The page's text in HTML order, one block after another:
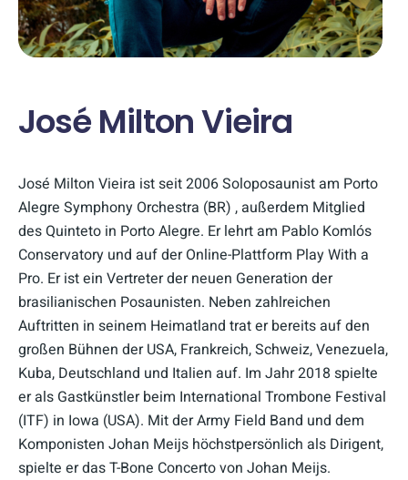
José Milton Vieira
José Milton Vieira ist seit 2006 Soloposaunist am Porto
Alegre Symphony Orchestra (BR) , außerdem Mitglied
des Quinteto in Porto Alegre. Er lehrt am Pablo Komlós
Conservatory und auf der Online-Plattform Play With a
Pro. Er ist ein Vertreter der neuen Generation der
brasilianischen Posaunisten. Neben zahlreichen
Auftritten in seinem Heimatland trat er bereits auf den
großen Bühnen der USA, Frankreich, Schweiz, Venezuela,
Kuba, Deutschland und Italien auf. Im Jahr 2018 spielte
er als Gastkünstler beim International Trombone Festival
(ITF) in Iowa (USA). Mit der Army Field Band und dem
Komponisten Johan Meijs höchstpersönlich als Dirigent,
spielte er das T-Bone Concerto von Johan Meijs.